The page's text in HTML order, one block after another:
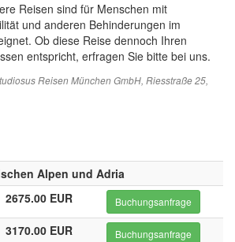
Reisen sind für Menschen mit
und anderen Behinderungen im
Ob diese Reise dennoch Ihren
entspricht, erfragen Sie bitte bei uns.
Reisen München GmbH, Riesstraße 25,
Alpen und Adria
2675.00 EUR Buchungsanfrage
3170.00 EUR Buchungsanfrage